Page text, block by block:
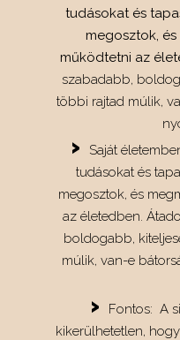
tudásokat és
megosztok,
működtetni az
szabadabb,
többi rajtad múlik,
Saját
tudásokat és
megosztok, és
az életedben.
boldogabb,
múlik, van-e
Fontos: A
kikerülhetetlen,